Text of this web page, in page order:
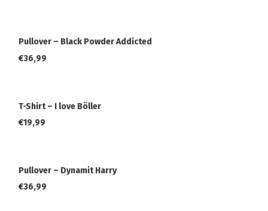
Pullover – Black Powder Addicted
€36,99
T-Shirt – I love Böller
€19,99
Pullover – Dynamit Harry
€36,99